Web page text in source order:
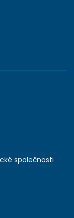
společnosti